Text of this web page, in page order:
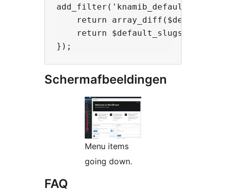
return
    return $default_slugs;
Schermafbeeldingen
Menu items
going down.
FAQ